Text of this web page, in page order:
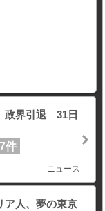
政界引退 31日
7件
ニュース
ア人、夢の東京